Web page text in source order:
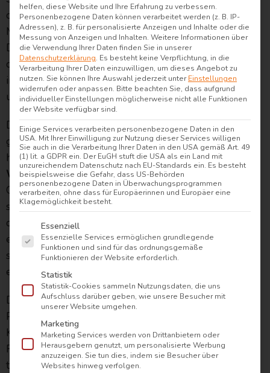
dich sanft umhüllt und dich mit einer perfekten
Mischung aus Wärme und Leichtigkeit verwöhnt.
Dieairfect®Decke Prestigebietet dir genau das –
dank ihrer innovativen Füllung aus hochwertiger,
innovativer synthetischer Faser, die für
unvergleichlichen Komfort sorgt.
Die airfect®Decke Prestige enthält keine
gewöhnliche Füllung. Sie besteht aus feinsten,
hohlen Fasern, die eine exzellente
Wärmeisolierungbei gleichzeitig niedrigem
Gewicht bieten. Die Füllung der Prestige Decke
sorgt für eine angenehme Wärme, ohne dass du
dich zu heiß oder eingeengt fühlst. Ganz gleich, ob
es draußen kalt oder warm ist – die Füllung passt
sich perfekt an deine Bedürfnisse an und sorgt für
ein angenehmes Schlafklima.
Diese Ganzjahresdeckebietet durch das innovative
Premium-Material aber nicht nur unglaublichen
Komfort, sondern auch eine natürliche
Feuchtigkeitsregulation. So bleibt es angenehm
trocken – pure Entspannung und erholsamer Schlaf.
helfen, diese Website und Ihre Erfahrung zu verbessern.
Personenbezogene Daten können verarbeitet werden (z. B. IP-
Adressen), z. B. für personalisierte Anzeigen und Inhalte oder die
Messung von Anzeigen und Inhalten. Weitere Informationen über
die Verwendung Ihrer Daten finden Sie in unserer
Datenschutzerklärung. Es besteht keine Verpflichtung, in die
Verarbeitung Ihrer Daten einzuwilligen, um dieses Angebot zu
nutzen. Sie können Ihre Auswahl jederzeit unterEinstellungen
widerrufen oder anpassen. Bitte beachten Sie, dass aufgrund
individueller Einstellungen möglicherweise nicht alle Funktionen
der Website verfügbar sind.
Einige Services verarbeiten personenbezogene Daten in den
USA. Mit Ihrer Einwilligung zur Nutzung dieser Services willigen
Sie auch in die Verarbeitung Ihrer Daten in den USA gemäß Art. 49
(1) lit. a GDPR ein. Der EuGH stuft die USA als ein Land mit
unzureichendem Datenschutz nach EU-Standards ein. Es besteht
beispielsweise die Gefahr, dass US-Behörden
personenbezogene Daten in Überwachungsprogrammen
verarbeiten, ohne dass für Europäerinnen und Europäer eine
Klagemöglichkeit besteht.
Es folgt eine Liste der Service-Gruppen, für die
Essenziell
Essenzielle Services ermöglichen grundlegende
Funktionen und sind für das ordnungsgemäße
Funktionieren der Website erforderlich.
Statistik
Statistik-Cookies sammeln Nutzungsdaten, die uns
Aufschluss darüber geben, wie unsere Besucher mit
unserer Website umgehen.
Marketing
Marketing Services werden von Drittanbietern oder
Herausgebern genutzt, um personalisierte Werbung
anzuzeigen. Sie tun dies, indem sie Besucher über
Websites hinweg verfolgen.